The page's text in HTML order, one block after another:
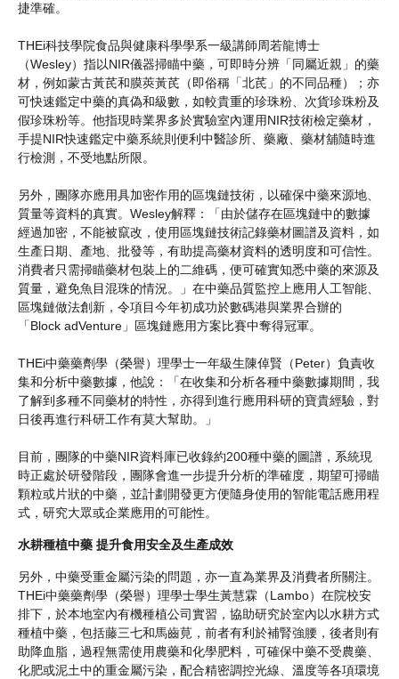
捷準確。
THEi科技學院食品與健康科學學系一級講師周若龍博士
（Wesley）指以NIR儀器掃瞄中藥，可即時分辨「同屬近親」的藥
材，例如蒙古黃芪和膜莢黃芪（即俗稱「北芪」的不同品種）；亦
可快速鑑定中藥的真偽和級數，如較貴重的珍珠粉、次貨珍珠粉及
假珍珠粉等。他指現時業界多於實驗室內運用NIR技術檢定藥材，
手提NIR快速鑑定中藥系統則便利中醫診所、藥廠、藥材舖隨時進
行檢測，不受地點所限。
另外，團隊亦應用具加密作用的區塊鏈技術，以確保中藥來源地、
質量等資料的真實。Wesley解釋：「由於儲存在區塊鏈中的數據
經過加密，不能被竄改，使用區塊鏈技術記錄藥材圖譜及資料，如
生產日期、產地、批發等，有助提高藥材資料的透明度和可信性。
消費者只需掃瞄藥材包裝上的二維碼，便可確實知悉中藥的來源及
質量，避免魚目混珠的情況。」在中藥品質監控上應用人工智能、
區塊鏈做法創新，令項目今年初成功於數碼港與業界合辦的
「Block adVenture」區塊鏈應用方案比賽中奪得冠軍。
THEi中藥藥劑學（榮譽）理學士一年級生陳倬賢（Peter）負責收
集和分析中藥數據，他說：「在收集和分析各種中藥數據期間，我
了解到多種不同藥材的特性，亦得到進行應用科研的寶貴經驗，對
日後再進行科研工作有莫大幫助。」
目前，團隊的中藥NIR資料庫已收錄約200種中藥的圖譜，系統現
時正處於研發階段，團隊會進一步提升分析的準確度，期望可掃瞄
顆粒或片狀的中藥，並計劃開發更方便隨身使用的智能電話應用程
式，研究大眾或企業應用的可能性。
水耕種植中藥 提升食用安全及生產成效
另外，中藥受重金屬污染的問題，亦一直為業界及消費者所關注。
THEi中藥藥劑學（榮譽）理學士學生黃慧霖（Lambo）在院校安
排下，於本地室內有機種植公司實習，協助研究於室內以水耕方式
種植中藥，包括藤三七和馬齒莧，前者有利於補腎強腰，後者則有
助降血脂，過程無需使用農藥和化學肥料，可確保中藥不受農藥、
化肥或泥土中的重金屬污染，配合精密調控光線、溫度等各項環境